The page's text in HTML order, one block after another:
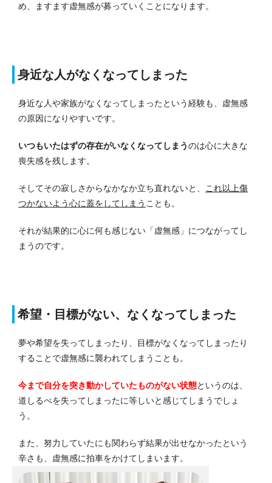
め、ますます虚無感が募っていくことになります。
身近な人がなくなってしまった
身近な人や家族がなくなってしまったという経験も、虚無感
の原因になりやすいです。
いつもいたはずの存在がいなくなってしまうのは心に大きな
喪失感を残します。
そしてその寂しさからなかなか立ち直れないと、
これ以上傷
つかないよう心に蓋をしてしまう ことも。
それが結果的に心に何も感じない「虚無感」につながってし
まうのです。
希望・目標がない、なくなってしまった
夢や希望を失ってしまったり、目標がなくなってしまったり
することで虚無感に襲われてしまうことも。
今まで自分を突き動かしていたものがない状態というのは、
道しるべを失ってしまったに等しいと感じてしまうでしょ
う。
また、努力していたにも関わらず結果が出せなかったという
辛さも、虚無感に拍車をかけてしまいます。